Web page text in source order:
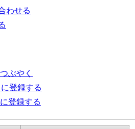
わせる
ぶやく
登録する
登録する